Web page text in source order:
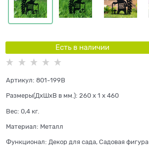
Есть в наличии
Артикул: 801-199B
Размеры(ДхШхВ в мм.): 260 x 1 x 460
Вес: 0,4 кг.
Материал: Металл
Функционал: Декор для сада, Садовая фигура